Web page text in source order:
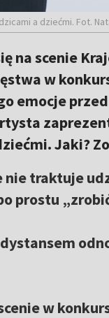
a dziećmi. Fot.
na scenie
w
emocje
Jaki?
nie traktuje
prostu
w